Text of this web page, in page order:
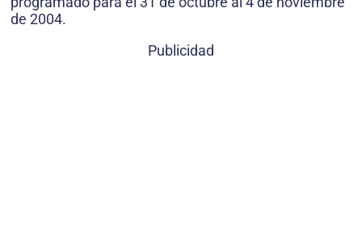
de 2004.
Publicidad